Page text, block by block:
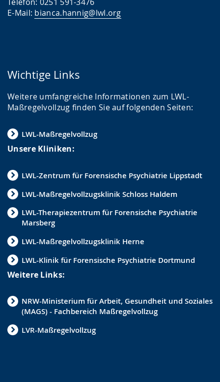
E-Mail: bianca.hannig@lwl.org
Wichtige Links
Weitere umfangreiche Informationen zum LWL-
Maßregelvollzug finden Sie auf folgenden Seiten:
LWL-Maßregelvollzug
Unsere Kliniken:
LWL-Zentrum für Forensische Psychiatrie Lippstadt
LWL-Maßregelvollzugsklinik Schloss Haldem
LWL-Therapiezentrum für Forensische Psychiatrie
Marsberg
LWL-Maßregelvollzugsklinik Herne
LWL-Klinik für Forensische Psychiatrie Dortmund
Weitere Links:
NRW-Ministerium für Arbeit, Gesundheit und Soziales
(MAGS) - Fachbereich Maßregelvollzug
LVR-Maßregelvollzug